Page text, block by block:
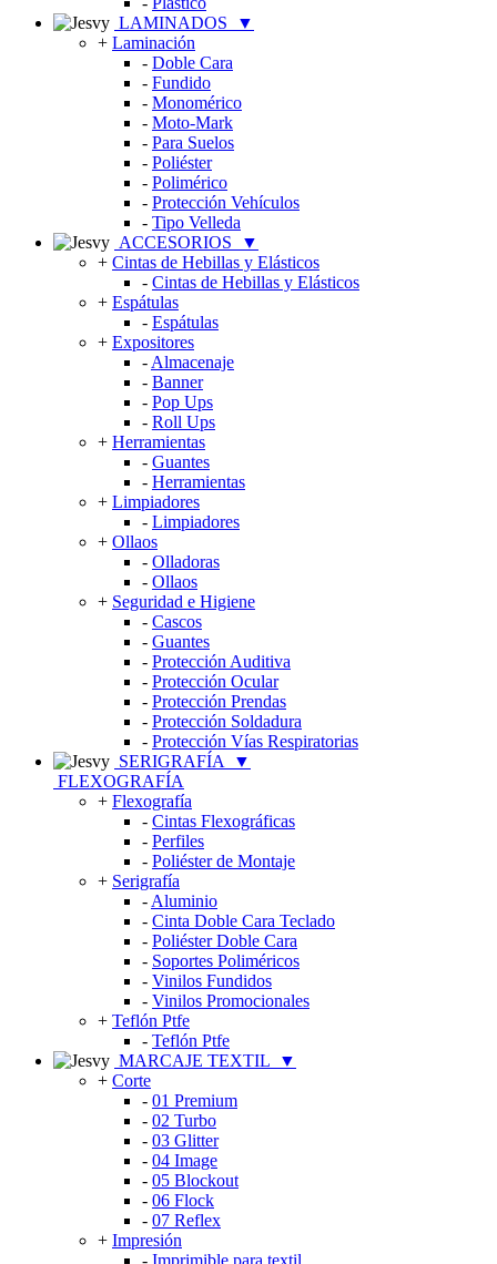
LAMINADOS
▼
+ Laminación
- Doble Cara
- Fundido
- Monomérico
- Moto-Mark
- Para Suelos
- Poliéster
- Polimérico
- Protección Vehículos
- Tipo Velleda
ACCESORIOS
▼
+ Cintas de Hebillas y Elásticos
- Cintas de Hebillas y Elásticos
+ Espátulas
- Espátulas
+ Expositores
- Almacenaje
- Banner
- Pop Ups
- Roll Ups
+ Herramientas
- Guantes
- Herramientas
+ Limpiadores
- Limpiadores
+ Ollaos
- Olladoras
- Ollaos
+ Seguridad e Higiene
- Cascos
- Guantes
- Protección Auditiva
- Protección Ocular
- Protección Prendas
- Protección Soldadura
- Protección Vías Respiratorias
SERIGRAFÍA
▼
FLEXOGRAFÍA
+ Flexografía
- Cintas Flexográficas
- Perfiles
- Poliéster de Montaje
+ Serigrafía
- Aluminio
- Cinta Doble Cara Teclado
- Poliéster Doble Cara
- Soportes Poliméricos
- Vinilos Fundidos
- Vinilos Promocionales
+ Teflón Ptfe
- Teflón Ptfe
MARCAJE TEXTIL
▼
+ Corte
- 01 Premium
- 02 Turbo
- 03 Glitter
- 04 Image
- 05 Blockout
- 06 Flock
- 07 Reflex
+ Impresión
- Imprimible para textil